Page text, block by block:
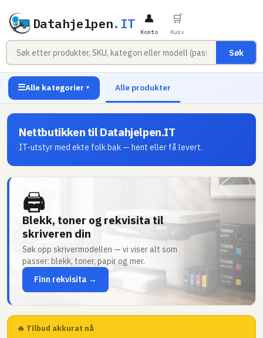
Datahjelpen.IT
Søk
👤
Konto
🛒
Kurv
☰Alle kategorier ▼ Alle produkter
Nettbutikken til Datahjelpen.IT
IT-utstyr med ekte folk bak — hent eller få levert.
🖨
Blekk, toner og rekvisita til
skriveren din
Søk opp skrivermodellen — vi viser alt som
passer: blekk, toner, papir og mer.
Finn rekvisita →
🔥 Tilbud akkurat nå